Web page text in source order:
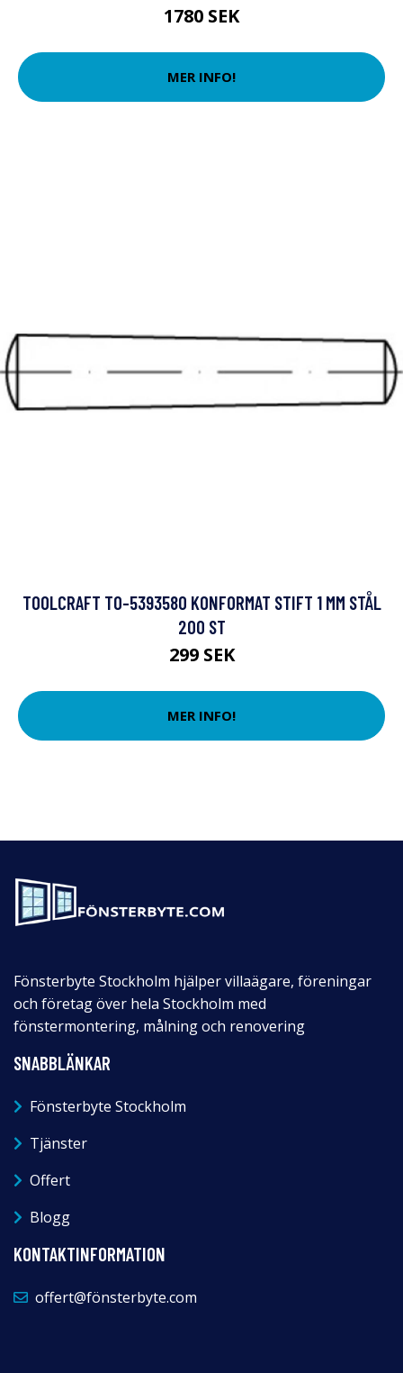
1780 SEK
MER INFO!
TOOLCRAFT TO-5393580 KONFORMAT STIFT 1 MM STÅL
200 ST
299 SEK
MER INFO!
Fönsterbyte Stockholm hjälper villaägare, föreningar
och företag över hela Stockholm med
fönstermontering, målning och renovering
SNABBLÄNKAR
Fönsterbyte Stockholm
Tjänster
Offert
Blogg
KONTAKTINFORMATION
offert@fönsterbyte.com